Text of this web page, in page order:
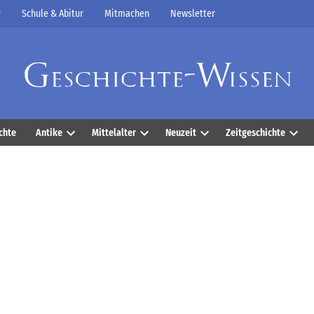
Schule & Abitur Mitmachen Newsletter
Antike
Open
Mittelalter
Open
Neuzeit
Open
Zeitgeschichte
Open